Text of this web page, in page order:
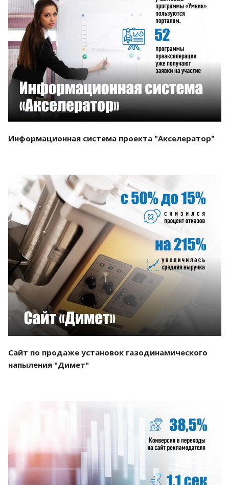
Смотреть проект
Информационная система проекта "Акселератор"
Смотреть проект
Сайт по продаже установок газодинамического
напыления "Димет"